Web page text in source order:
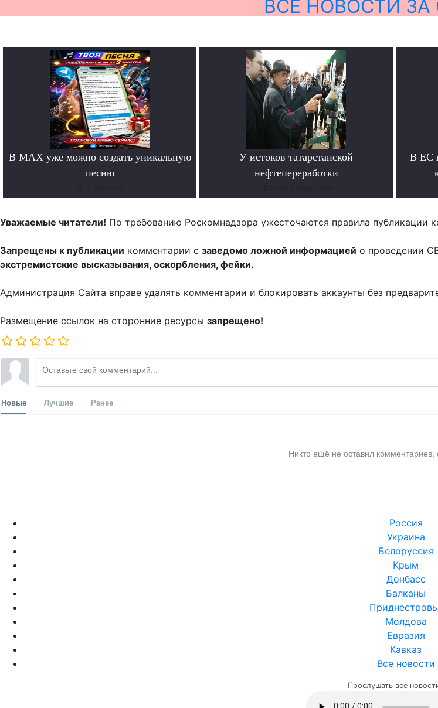
ВСЕ НОВОСТИ ЗА
В MAX уже можно создать уникальную
песню
У истоков татарстанской
нефтепереработки
В ЕС
Уважаемые читатели! По требованию Роскомнадзора ужесточаются правила публикации
Запрещены к публикации комментарии с заведомо ложной информацией о проведении
экстремистские высказывания, оскорбления, фейки.
Администрация Сайта вправе удалять комментарии и блокировать аккаунты без
Размещение ссылок на сторонние ресурсы запрещено!
Новые Лучшие Ранее
Никто ещё не оставил комментариев,
Россия
Украина
Белоруссия
Крым
Донбасс
Балканы
Молдова
Евразия
Кавказ
Все новости
Прослушать все